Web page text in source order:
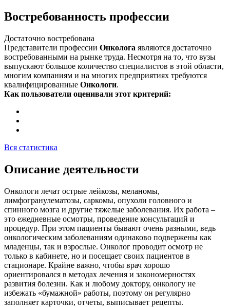
Востребованность профессии
Достаточно востребована
Представители профессии Онколога являются достаточно
востребованными на рынке труда. Несмотря на то, что вузы
выпускают большое количество специалистов в этой области,
многим компаниям и на многих предприятиях требуются
квалифицированные Онкологи.
Как пользователи оценивали этот критерий:
Вся статистика
Описание деятельности
Онкологи лечат острые лейкозы, меланомы,
лимфогранулематозы, саркомы, опухоли головного и
спинного мозга и другие тяжелые заболевания. Их работа –
это ежедневные осмотры, проведение консультаций и
процедур. При этом пациенты бывают очень разными, ведь
онкологическим заболеваниям одинаково подвержены как
младенцы, так и взрослые. Онколог проводит осмотр не
только в кабинете, но и посещает своих пациентов в
стационаре. Крайне важно, чтобы врач хорошо
ориентировался в методах лечения и закономерностях
развития болезни. Как и любому доктору, онкологу не
избежать «бумажной» работы, поэтому он регулярно
заполняет карточки, отчеты, выписывает рецепты.